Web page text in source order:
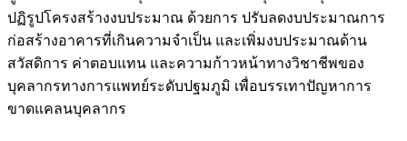
ปฏิรูปโครงสร้างงบประมาณ ด้วยการ ปรับลดงบประมาณการ
ก่อสร้างอาคารที่เกินความจำเป็น และเพิ่มงบประมาณด้าน
สวัสดิการ ค่าตอบแทน และความก้าวหน้าทางวิชาชีพของ
บุคลากรทางการแพทย์ระดับปฐมภูมิ เพื่อบรรเทาปัญหาการ
ขาดแคลนบุคลากร